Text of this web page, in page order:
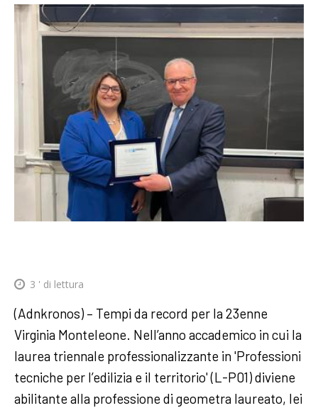
3 ' di lettura
(Adnkronos) – Tempi da record per la 23enne
Virginia Monteleone. Nell’anno accademico in cui la
laurea triennale professionalizzante in 'Professioni
tecniche per l’edilizia e il territorio' (L-P01) diviene
abilitante alla professione di geometra laureato, lei